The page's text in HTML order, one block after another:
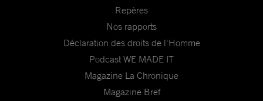
Repères
Nos rapports
Déclaration des droits de l'Homme
Podcast WE MADE IT
Magazine La Chronique
Magazine Bref